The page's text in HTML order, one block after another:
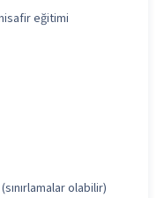
eğitimi
olabilir)